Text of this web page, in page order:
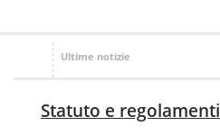
Ultime notizie
Statuto e regolamenti